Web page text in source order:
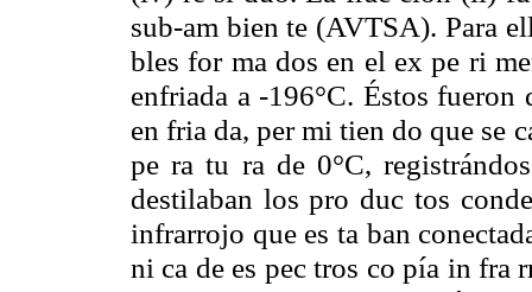
sub-am bien te (AVTSA). Para
bles for ma dos en el ex pe ri
enfriada a -196°C. Éstos fueron
en fria da, per mi tien do que se
pe ra tu ra de 0°C,
destilaban los pro duc tos
infrarrojo que es ta ban
ni ca de es pec tros co pía in fra